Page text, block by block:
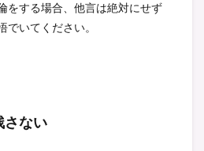
をする場合、他言は絶対にせず
でいてください。
さない